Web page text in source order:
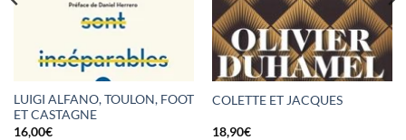
LUIGI ALFANO, TOULON, FOOT
ET CASTAGNE
16,00€
COLETTE ET JACQUES
18,90€